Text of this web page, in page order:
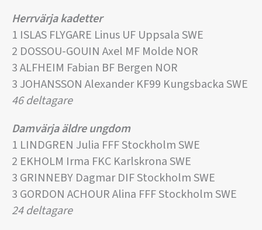
Herrvärja kadetter
1 ISLAS FLYGARE Linus UF Uppsala SWE
2 DOSSOU-GOUIN Axel MF Molde NOR
3 ALFHEIM Fabian BF Bergen NOR
3 JOHANSSON Alexander KF99 Kungsbacka SWE
46 deltagare
Damvärja äldre ungdom
1 LINDGREN Julia FFF Stockholm SWE
2 EKHOLM Irma FKC Karlskrona SWE
3 GRINNEBY Dagmar DIF Stockholm SWE
3 GORDON ACHOUR Alina FFF Stockholm SWE
24 deltagare